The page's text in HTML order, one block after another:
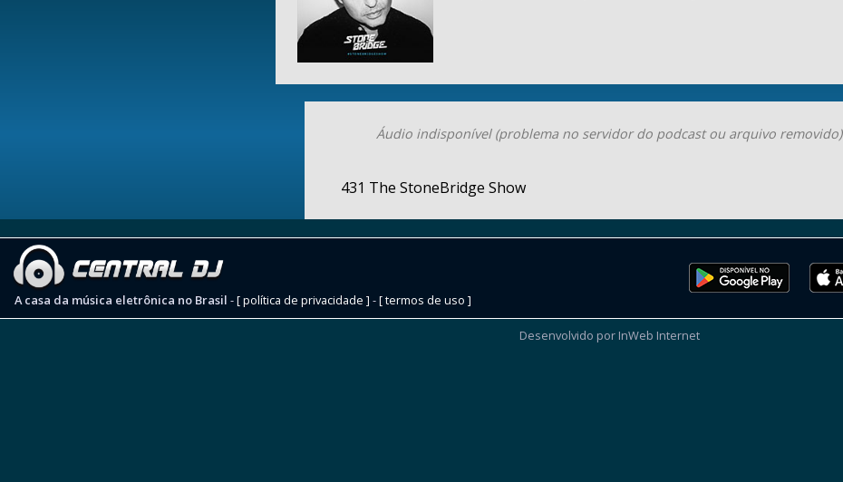
Áudio indisponível (problema no servidor do podcast ou arquivo removido)
431 The StoneBridge Show
A casa da música eletrônica no Brasil -[ política de privacidade ] -[ termos de uso ]
Desenvolvido por InWeb Internet